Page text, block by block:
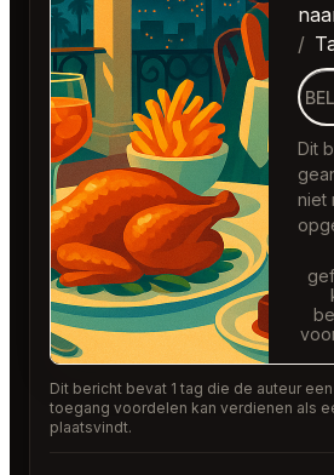
Dit
niet
Dit bericht bevat 1 tag die de auteur
toegang voordelen kan verdienen als
plaatsvindt.